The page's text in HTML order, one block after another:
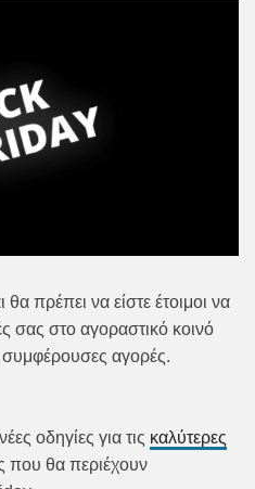
πρέπει να είστε έτοιμοι να
σας στο αγοραστικό κοινό
συμφέρουσες αγορές.
οδηγίες για τις καλύτερες
που θα περιέχουν